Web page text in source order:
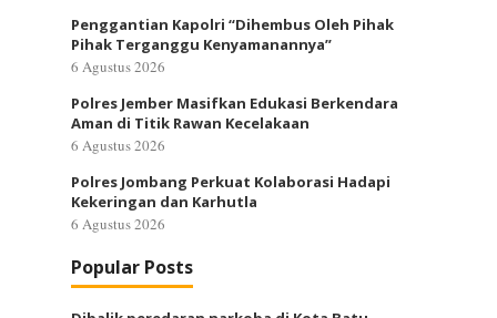
Penggantian Kapolri “Dihembus Oleh Pihak
Pihak Terganggu Kenyamanannya”
6 Agustus 2026
Polres Jember Masifkan Edukasi Berkendara
Aman di Titik Rawan Kecelakaan
6 Agustus 2026
Polres Jombang Perkuat Kolaborasi Hadapi
Kekeringan dan Karhutla
6 Agustus 2026
Popular Posts